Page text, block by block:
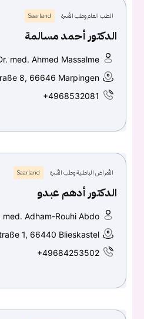
الطب العام وطب الأسرة Saarland
الدكتور أحمد مسالمة
med. Ahmed Massalme
8, 66646 Marpingen
+4968532081
الأمراض الباطنية وطب الأسرة Saarland
الدكتور أدهم عبدو
med. Adham-Rouhi Abdo
1, 66440 Blieskastel
+49684253502